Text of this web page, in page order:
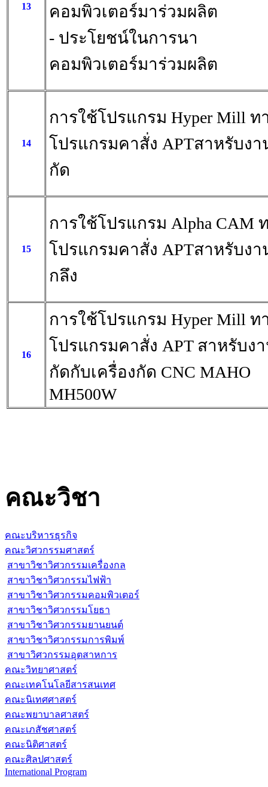
13
คอมพิวเตอร์มาร่วมผลิต
- ประโยชน์ในการนา
คอมพิวเตอร์มาร่วมผลิต
14
การใช้โปรแกรม Hyper Mill ท
โปรแกรมคาสั่ง APTสาหรับงา
กัด
15
การใช้โปรแกรม Alpha CAM
โปรแกรมคาสั่ง APTสาหรับงา
กลึง
16
การใช้โปรแกรม Hyper Mill ท
โปรแกรมคาสั่ง APT สาหรับง
กัดกับเครื่องกัด CNC MAHO
MH500W
คณะวิชา
คณะบริหารธุรกิจ
คณะวิศวกรรมศาสตร์
สาขาวิชาวิศวกรรมเครื่องกล
สาขาวิชาวิศวกรรมไฟฟ้า
สาขาวิชาวิศวกรรมคอมพิวเตอร์
สาขาวิชาวิศวกรรมโยธา
สาขาวิชาวิศวกรรมยานยนต์
สาขาวิชาวิศวกรรมการพิมพ์
สาขาวิศวกรรมอุตสาหการ
คณะวิทยาศาสตร์
คณะเทคโนโลยีสารสนเทศ
คณะนิเทศศาสตร์
คณะพยาบาลศาสตร์
คณะเภสัชศาสตร์
คณะนิติศาสตร์
คณะศิลปศาสตร์
International Program